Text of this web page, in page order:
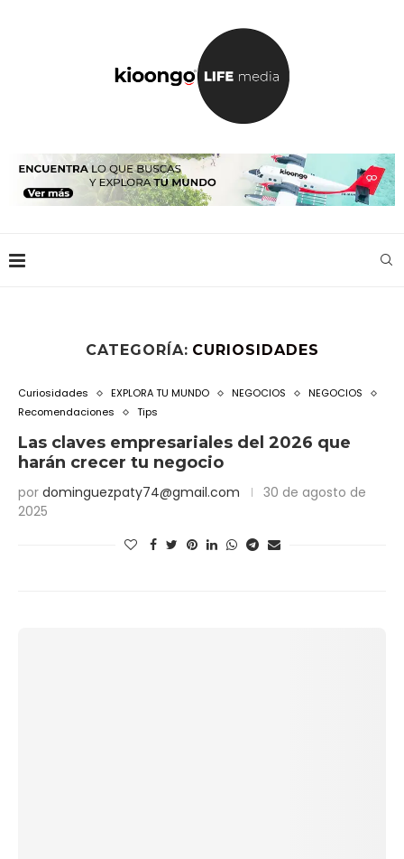
CATEGORÍA: CURIOSIDADES
Curiosidades EXPLORA TU MUNDO NEGOCIOS
NEGOCIOS
Recomendaciones
Tips
Las claves empresariales del 2026 que
harán crecer tu negocio
por dominguezpaty74@gmail.com
30 de agosto de
2025